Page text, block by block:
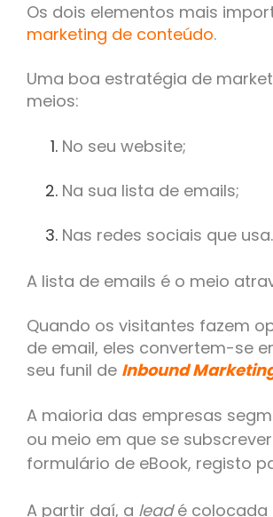
Os dois elementos mais
marketing de conteúdo.
Uma boa estratégia de
meios:
No seu website;
Na sua lista de emails;
Nas redes sociais que usa.
A lista de emails é o meio
Quando os visitantes fazem
de email, eles convertem-se
seu funil de Inbound
A maioria das empresas
ou meio em que se
formulário de eBook, registo
A partir daí, a leadé colocada